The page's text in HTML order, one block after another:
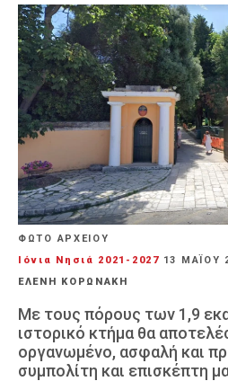
ΦΩΤΟ ΑΡΧΕΙΟΥ
Ιόνια Νησιά 2021-2027 13 ΜΑΪ́ΟΥ
ΕΛΕΝΗ ΚΟΡΩΝΑΚΗ
Με τους πόρους των 1,9
ιστορικό κτήμα θα
οργανωμένο, ασφαλή και
συμπολίτη και επισκέπτη